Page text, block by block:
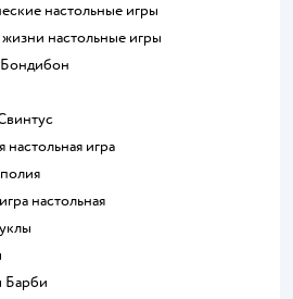
настольные игры
жизни настольные игры
Бондибон
Свинтус
настольная игра
игра настольная
Барби